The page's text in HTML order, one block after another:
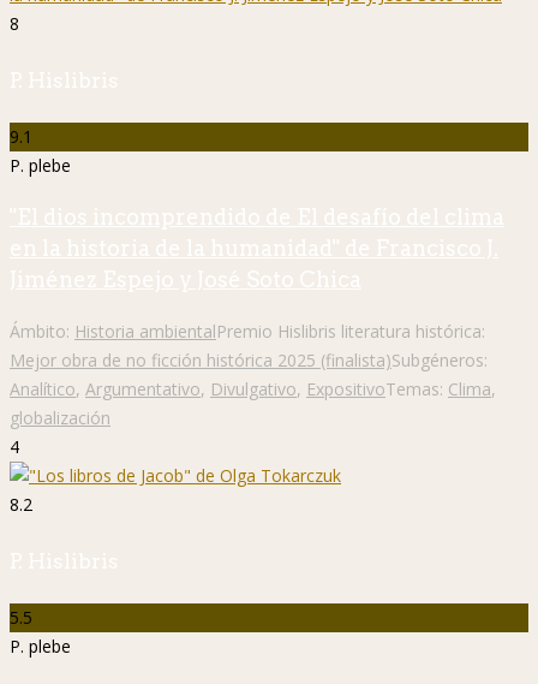
8
P. Hislibris
9.1
P. plebe
"El dios incomprendido de El desafío del clima
en la historia de la humanidad" de Francisco J.
Jiménez Espejo y José Soto Chica
Ámbito: Historia ambientalPremio Hislibris literatura histórica:
Mejor obra de no ficción histórica 2025 (finalista)Subgéneros:
Analítico, Argumentativo, Divulgativo, ExpositivoTemas: Clima,
globalización
4
8.2
P. Hislibris
5.5
P. plebe